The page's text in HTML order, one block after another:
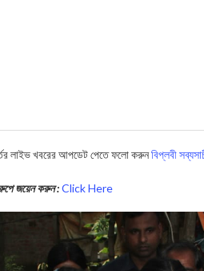
লাইভ খবরের আপডেট পেতে ফলো করুনবিপ্লবী
জয়েন করুন :Click Here